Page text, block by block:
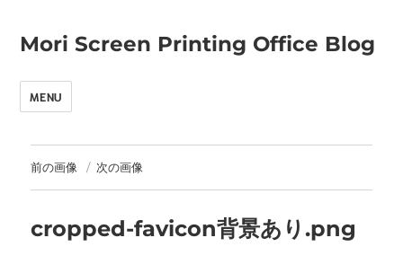
Mori Screen Printing Office Blog
MENU
前の画像 次の画像
cropped-favicon背景あり.png